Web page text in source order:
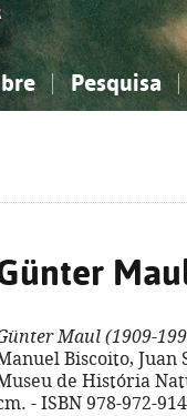
Pesquisa
Maul (1909-
Biscoito, Juan
de História
- ISBN 978-972-